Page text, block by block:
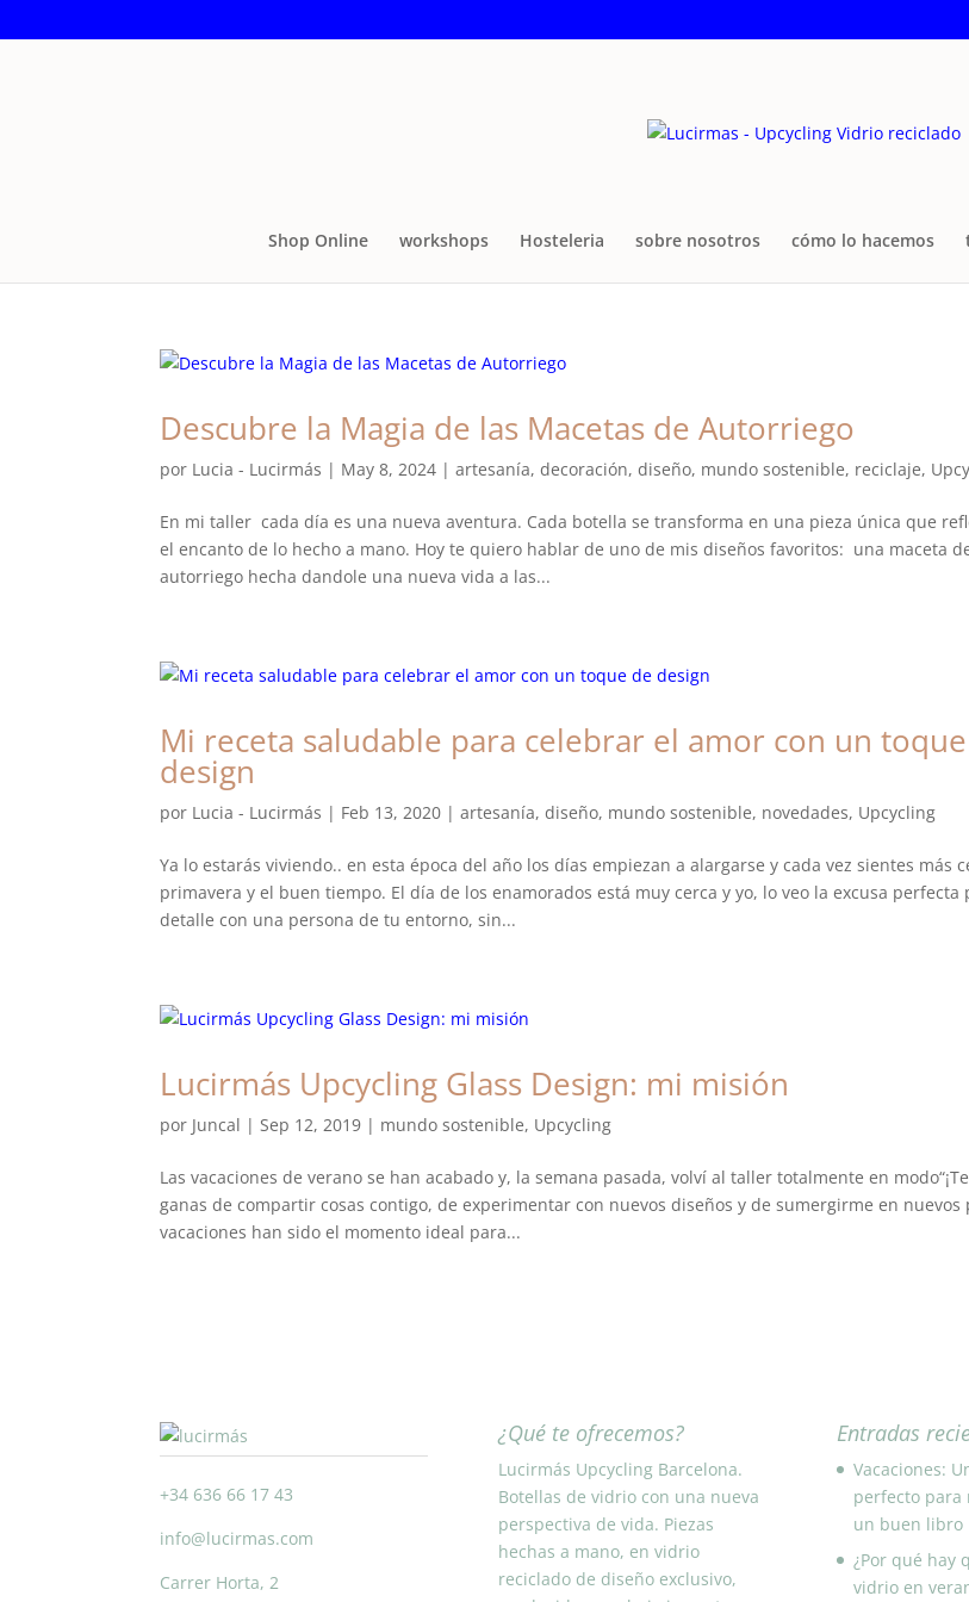
Shop Online workshops Hosteleria sobre nosotros cómo lo hacemos
Descubre la Magia de las Macetas de Autorriego
por Lucia - Lucirmás | May 8, 2024 |artesanía,decoración,diseño, mundo sostenible, reciclaje,
En mi taller cada día es una nueva aventura. Cada botella se transforma en una pieza única que
el encanto de lo hecho a mano. Hoy te quiero hablar de uno de mis diseños favoritos: una maceta
autorriego hecha dandole una nueva vida a las...
Mi receta saludable para celebrar el amor con un
design
por Lucia - Lucirmás | Feb 13, 2020 |artesanía,diseño, mundo sostenible, novedades, Upcycling
Ya lo estarás viviendo.. en esta época del año los días empiezan a alargarse y cada vez sientes más
primavera y el buen tiempo. El día de los enamorados está muy cerca y yo, lo veo la excusa perfecta
detalle con una persona de tu entorno, sin...
Lucirmás Upcycling Glass Design: mi misión
por Juncal |Sep 12, 2019 | mundo sostenible, Upcycling
Las vacaciones de verano se han acabado y, la semana pasada, volví al taller totalmente en
ganas de compartir cosas contigo, de experimentar con nuevos diseños y de sumergirme en nuevos
vacaciones han sido el momento ideal para...
+34 636 66 17 43
info@lucirmas.com
Carrer Horta, 2
¿Qué te ofrecemos?
Lucirmás Upcycling Barcelona.
Botellas de vidrio con una nueva
perspectiva de vida. Piezas
hechas a mano, en vidrio
reciclado de diseño exclusivo,
Entradas
Vacaciones:
perfecto para
un buen libro
¿Por qué hay
vidrio en